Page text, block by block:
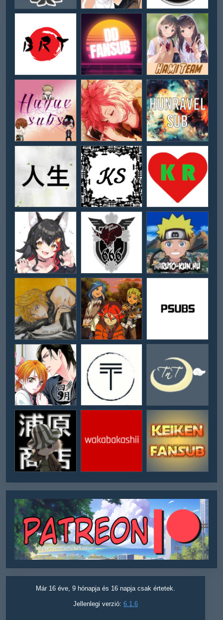
Már 16 éve, 9 hónapja és 16 napja csak értetek.
Jellenlegi verzió: 6.1.6